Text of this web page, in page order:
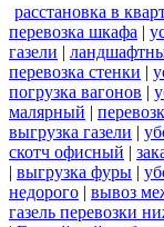
расстановка в
перевозка шкафа |
газели |
перевозка стенки |
погрузка вагонов |
малярный |
выгрузка газели |
скотч офисный |
| выгрузка фуры |
недорого | вывоз
газель перевозки